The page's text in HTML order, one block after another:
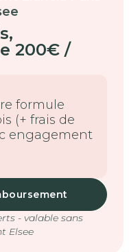
,
200€ /
formule
(+ frais de
engagement
- valable sans
Elsee